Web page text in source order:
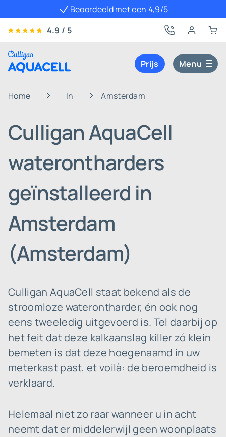
Beoordeeld met een 4,9/5
4.9 / 5
Prijs Menu
Home In Amsterdam
Culligan AquaCell
waterontharders
geïnstalleerd in
Amsterdam
(Amsterdam)
Culligan AquaCell staat bekend als de
stroomloze waterontharder, én ook nog
eens tweeledig uitgevoerd is. Tel daarbij op
het feit dat deze kalkaanslag killer zó klein
bemeten is dat deze hoegenaamd in uw
meterkast past, et voilà: de beroemdheid is
verklaard.
Helemaal niet zo raar wanneer u in acht
neemt dat er middelerwijl geen woonplaats